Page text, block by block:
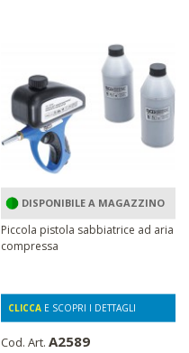
DISPONIBILE A MAGAZZINO
Piccola pistola sabbiatrice ad aria
compressa
CLICCA E SCOPRI I DETTAGLI
Cod. Art. A2589